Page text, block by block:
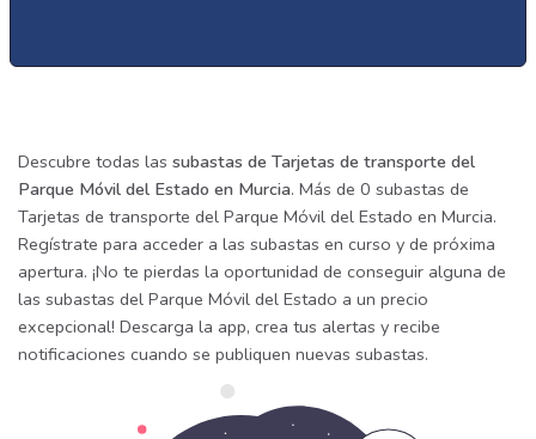
Descubre todas las subastas de Tarjetas de transporte del
Parque Móvil del Estado en Murcia. Más de 0 subastas de
Tarjetas de transporte del Parque Móvil del Estado en Murcia.
Regístrate para acceder a las subastas en curso y de próxima
apertura. ¡No te pierdas la oportunidad de conseguir alguna de
las subastas del Parque Móvil del Estado a un precio
excepcional! Descarga la app, crea tus alertas y recibe
notificaciones cuando se publiquen nuevas subastas.